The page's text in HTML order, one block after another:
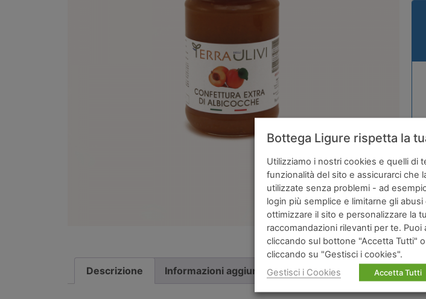
Descrizione Informazioni aggiuntive Brand Ingredienti
Bottega Ligure rispetta la
Utilizziamo i nostri cookies e quelli di
funzionalità del sito e assicurarci che
utilizzate senza problemi - ad
login più semplice e limitarne gli
ottimizzare il sito e personalizzare la
raccomandazioni rilevanti per te.
cliccando sul bottone "Accetta Tutti"
cliccando su "Gestisci i cookies".
Gestisci i Cookies
Accetta Tutti